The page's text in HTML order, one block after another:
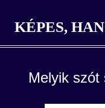
KÉPES,
Melyik szót